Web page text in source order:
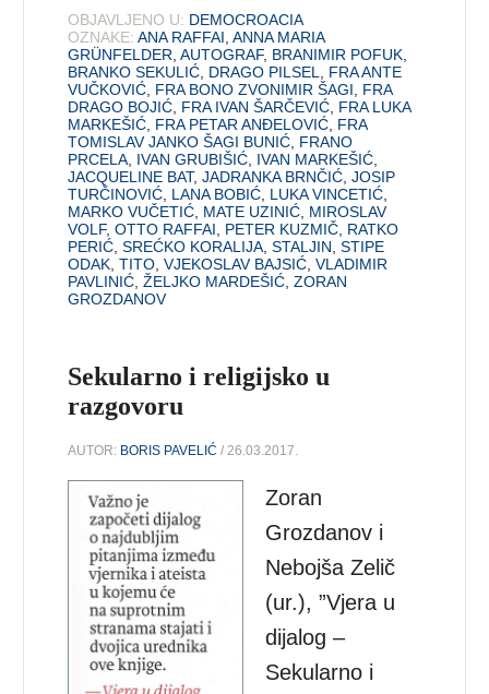
OBJAVLJENO U: DEMOCROACIA
OZNAKE: ANA RAFFAI,ANNA MARIA
GRÜNFELDER,AUTOGRAF, BRANIMIR POFUK,
BRANKO SEKULIĆ, DRAGO PILSEL, FRA ANTE
VUČKOVIĆ, FRA BONO ZVONIMIR ŠAGI, FRA
DRAGO BOJIĆ, FRA IVAN ŠARČEVIĆ, FRA LUKA
MARKEŠIĆ, FRA PETAR ANĐELOVIĆ, FRA
TOMISLAV JANKO ŠAGI BUNIĆ, FRANO
PRCELA, IVAN GRUBIŠIĆ, IVAN MARKEŠIĆ,
JACQUELINE BAT,JADRANKA BRNČIĆ,JOSIP
TURČINOVIĆ, LANA BOBIĆ, LUKA VINCETIĆ,
MARKO VUČETIĆ, MATE UZINIĆ, MIROSLAV
VOLF,OTTO RAFFAI, PETER KUZMIČ, RATKO
PERIĆ,SREĆKO KORALIJA,STALJIN,STIPE
ODAK,TITO,VJEKOSLAV BAJSIĆ,VLADIMIR
PAVLINIĆ,ŽELJKO MARDEŠIĆ,ZORAN
GROZDANOV
Sekularno i religijsko u
razgovoru
AUTOR: BORIS PAVELIĆ / 26.03.2017.
Zoran
Grozdanov i
Nebojša Zelič
(ur.), ”Vjera u
dijalog –
Sekularno i